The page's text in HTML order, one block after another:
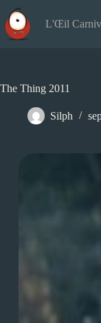
au
contenu
L'Œil
The Thing 2011
Silph